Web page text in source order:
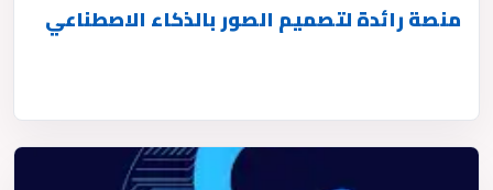
منصة رائدة لتصميم الصور بالذكاء الاصطناعي